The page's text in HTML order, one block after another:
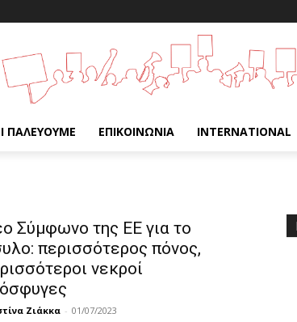
ΠΑΛΕΎΟΥΜΕ ΕΠΙΚΟΙΝΩΝΊΑ INTERNATIONAL
Σύμφωνο της ΕΕ για το
περισσότερος πόνος,
νεκροί
Ζιάκκα - 01/07/2023